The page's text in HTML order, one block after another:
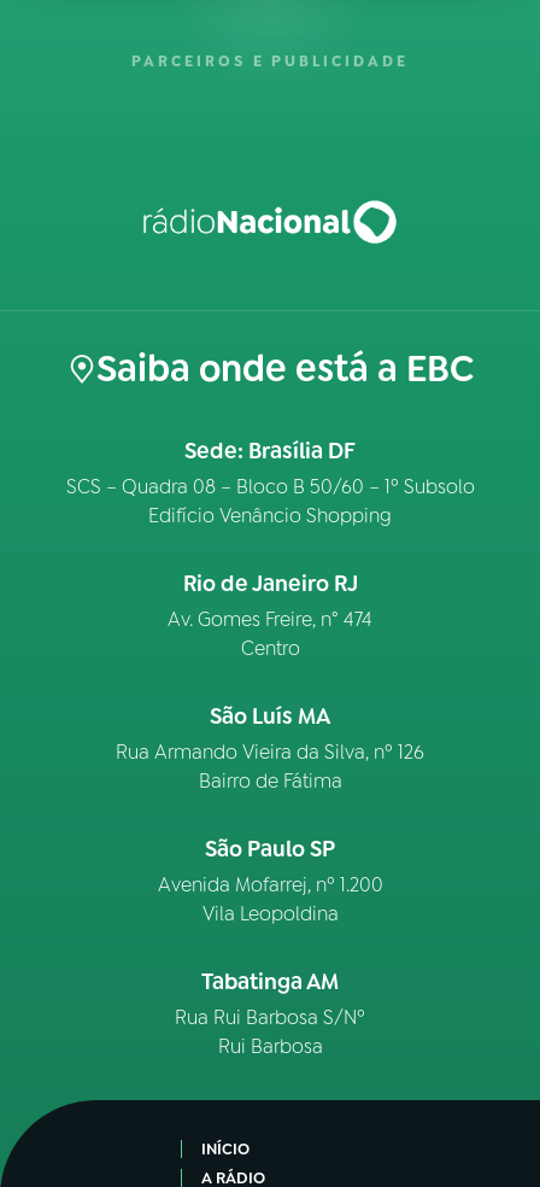
PARCEIROS E PUBLICIDADE
Saiba onde está a EBC
Sede: Brasília DF
SCS – Quadra 08 – Bloco B 50/60 – 1º Subsolo
Edifício Venâncio Shopping
Rio de Janeiro RJ
Av. Gomes Freire, n° 474
Centro
São Luís MA
Rua Armando Vieira da Silva, nº 126
Bairro de Fátima
São Paulo SP
Avenida Mofarrej, nº 1.200
Vila Leopoldina
Tabatinga AM
Rua Rui Barbosa S/Nº
Rui Barbosa
INÍCIO
A RÁDIO